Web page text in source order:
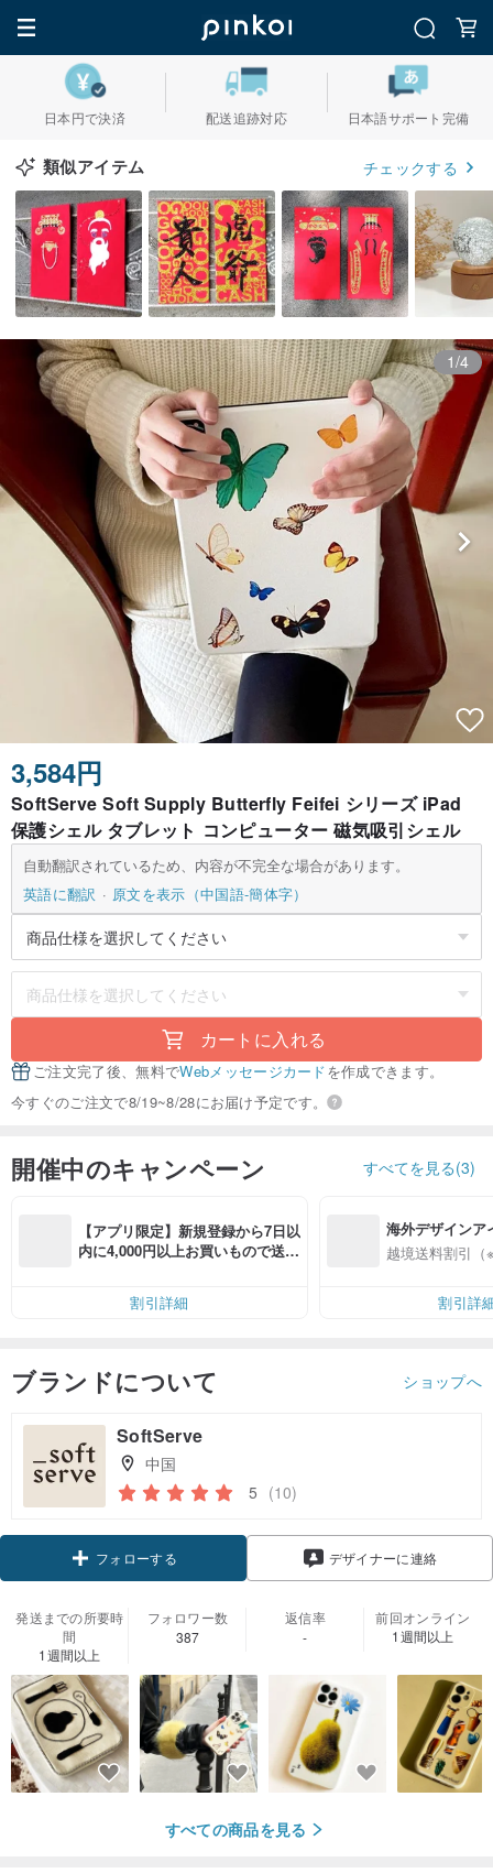
日本円で決済 配送追跡対応 日本語サポート完備
類似アイテム チェックする
1/4
3,584円
SoftServe Soft Supply Butterfly Feifei シリーズ iPad
保護シェル タブレット コンピューター 磁気吸引シェル
自動翻訳されているため、内容が不完全な場合があります。
英語に翻訳
原文を表示（中国語-簡体字）
カートに入れる
ご注文完了後、無料でWebメッセージカードを作成できます。
今すぐのご注文で8/19~8/28にお届け予定です。
開催中のキャンペーン すべてを見る(3)
【アプリ限定】新規登録から7日以
内に4,000円以上お買いもので送料
割引詳細
海外デザインア
入
越境送料割引（
割引詳
ブランドについて ショップへ
SoftServe
中国
5 (10)
フォローする デザイナーに連絡
発送までの所要時
間
1週間以上
フォロワー数
387
返信率
-
前回オンライン
1週間以上
すべての商品を見る